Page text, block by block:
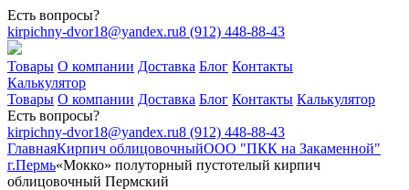
Есть вопросы?
kirpichny-dvor18@yandex.ru8 (912) 448-88-43
Товары О компании Доставка Блог Контакты
Калькулятор
Товары О компании Доставка Блог Контакты Калькулятор
Есть вопросы?
kirpichny-dvor18@yandex.ru8 (912) 448-88-43
ГлавнаяКирпич облицовочныйООО "ПКК на Закаменной"
г.Пермь«Мокко» полуторный пустотелый кирпич
облицовочный Пермский